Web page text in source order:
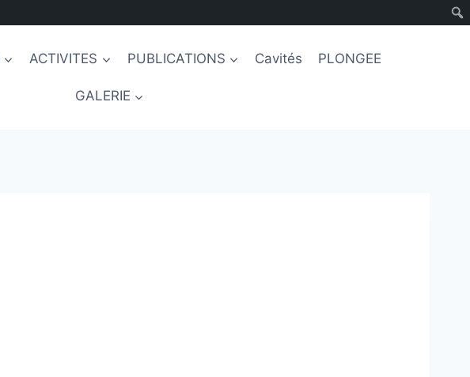
ACTIVITES PUBLICATIONS Cavités PLONGEE
GALERIE